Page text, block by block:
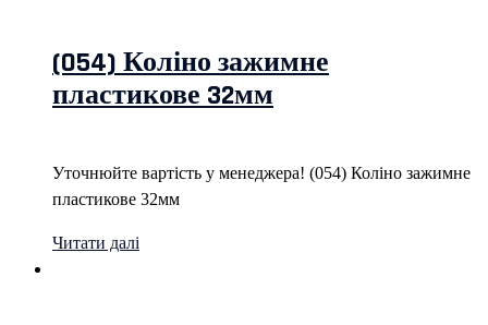
(054) Коліно зажимне
пластикове 32мм
Уточнюйте вартість у менеджера! (054) Коліно зажимне
пластикове 32мм
Читати далі